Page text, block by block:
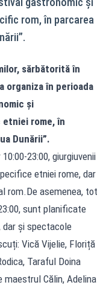
rom, în parcarea
sărbătorită în
organiza în perioada
și
rome, în
Dunării”.
23:00, giurgiuvenii
etniei rome, dar
rom.De asemenea, tot
sunt planificate
și spectacole
Vică Vijelie, Floriță
Taraful Doina
maestrul Călin, Adelina